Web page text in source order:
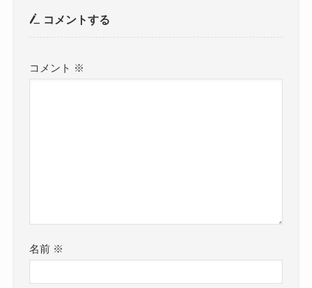
コメントする
コメント ※
名前 ※